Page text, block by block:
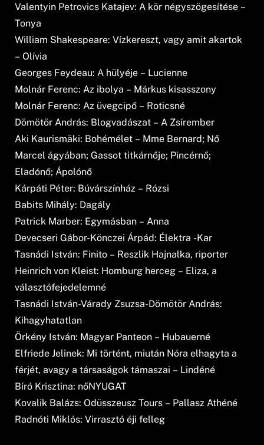
Valentyin Petrovics Katajev: A kör négyszögesítése –
Tonya
William Shakespeare: Vízkereszt, vagy amit akartok
– Olívia
Georges Feydeau: A hülyéje – Lucienne
Molnár Ferenc: Az ibolya – Márkus kisasszony
Molnár Ferenc: Az üvegcipő – Roticsné
Dömötör András: Blogvadászat – A Zsírember
Aki Kaurismäki: Bohémélet – Mme Bernard; Nő
Marcel ágyában; Gassot titkárnője; Pincérnő;
Eladónő; Ápolónő
Kárpáti Péter: Búvárszínház – Rózsi
Babits Mihály: Dagály
Patrick Marber: Egymásban – Anna
Devecseri Gábor-Könczei Árpád: Élektra -Kar
Tasnádi István: Finito – Reszlik Hajnalka, riporter
Heinrich von Kleist: Homburg herceg – Eliza, a
választófejedelemné
Tasnádi István-Várady Zsuzsa-Dömötör András:
Kihagyhatatlan
Örkény István: Magyar Panteon – Hubauerné
Elfriede Jelinek: Mi történt, miután Nóra elhagyta a
férjét, avagy a társaságok támaszai – Lindéné
Bíró Krisztina: nőNYUGAT
Kovalik Balázs: Odüsszeusz Tours – Pallasz Athéné
Radnóti Miklós: Virrasztó éji felleg